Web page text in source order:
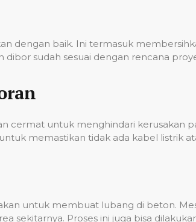
dengan baik. Ini termasuk
sudah sesuai dengan rencana
cermat untuk menghindari kerusakan
memastikan tidak ada kabel listrik
untuk membuat lubang di beton.
sekitarnya. Proses ini juga bisa